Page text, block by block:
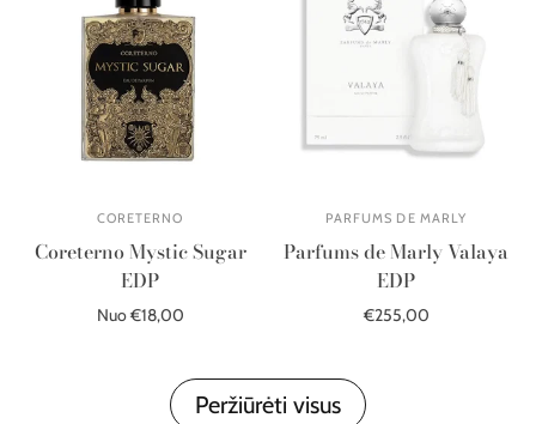
CORETERNO
Coreterno Mystic Sugar
EDP
Nuo €18,00
PARFUMS DE MARLY
Parfums de Marly Valaya
EDP
€255,00
Peržiūrėti visus